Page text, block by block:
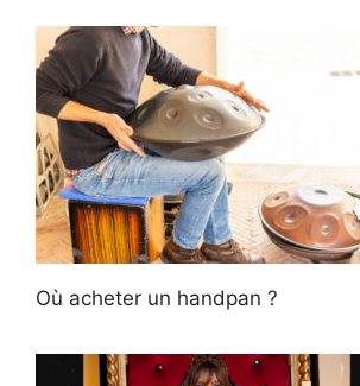
Où acheter un handpan ?